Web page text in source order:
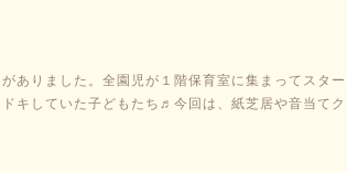
ありました。全園児が１階保育室に集まってスタ
キしていた子どもたち♬今回は、紙芝居や音当てク